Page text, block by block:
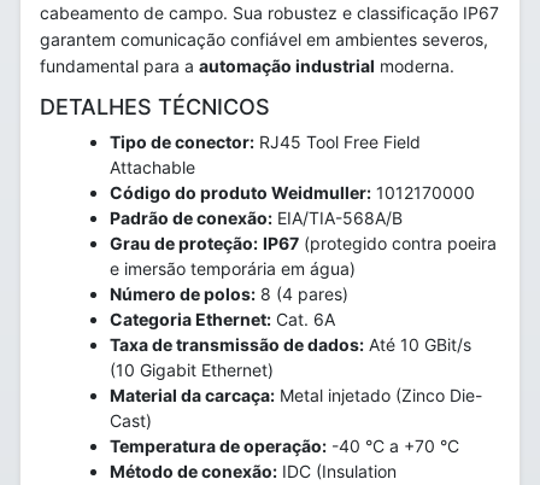
cabeamento de campo. Sua robustez e classificação IP67
garantem comunicação confiável em ambientes severos,
fundamental para a automação industrial moderna.
DETALHES TÉCNICOS
Tipo de conector: RJ45 Tool Free Field
Attachable
Código do produto Weidmuller: 1012170000
Padrão de conexão: EIA/TIA-568A/B
Grau de proteção: IP67 (protegido contra poeira
e imersão temporária em água)
Número de polos: 8 (4 pares)
Categoria Ethernet: Cat. 6A
Taxa de transmissão de dados: Até 10 GBit/s
(10 Gigabit Ethernet)
Material da carcaça: Metal injetado (Zinco Die-
Cast)
Temperatura de operação: -40 °C a +70 °C
Método de conexão: IDC (Insulation